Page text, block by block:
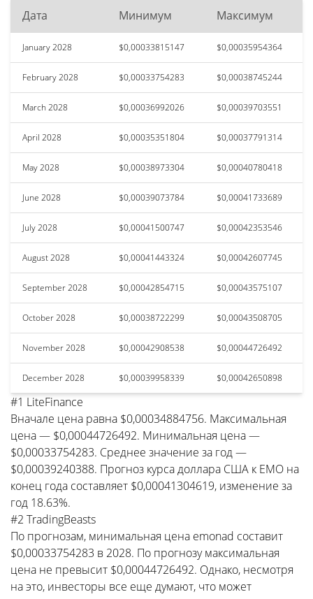
Дата Минимум Максимум
January 2028 $0,00033815147 $0,00035954364
February 2028 $0,00033754283 $0,00038745244
March 2028 $0,00036992026 $0,00039703551
April 2028 $0,00035351804 $0,00037791314
May 2028 $0,00038973304 $0,00040780418
June 2028 $0,00039073784 $0,00041733689
July 2028 $0,00041500747 $0,00042353546
August 2028 $0,00041443324 $0,00042607745
September 2028 $0,00042854715 $0,00043575107
October 2028 $0,00038722299 $0,00043508705
November 2028 $0,00042908538 $0,00044726492
December 2028 $0,00039958339 $0,00042650898
#1 LiteFinance
Вначале цена равна $0,00034884756. Максимальная
цена — $0,00044726492. Минимальная цена —
$0,00033754283. Среднее значение за год —
$0,00039240388. Прогноз курса доллара США к EMO на
конец года составляет $0,00041304619, изменение за
год 18.63%.
#2 TradingBeasts
По прогнозам, минимальная цена emonad составит
$0,00033754283 в 2028. По прогнозу максимальная
цена не превысит $0,00044726492. Однако, несмотря
на это, инвесторы все еще думают, что может